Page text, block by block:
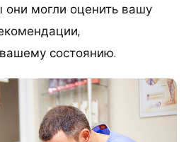
они могли оценить вашу
состоянию.